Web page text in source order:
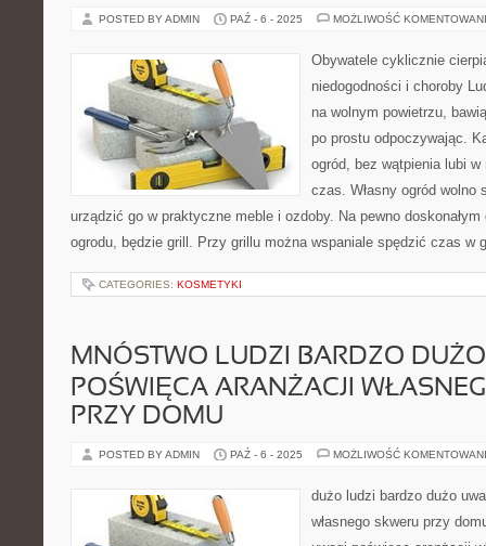
POSTED BY ADMIN PAŹ - 6 - 2025 MOŻLIWOŚĆ
Obywatele cyklicznie
niedogodności i choroby
na wolnym powietrzu,
po prostu odpoczywając.
ogród, bez wątpienia lubi
czas. Własny ogród wolno
urządzić go w praktyczne meble i ozdoby. Na pewno
ogrodu, będzie grill. Przy grillu można wspaniale spędzić czas
CATEGORIES: KOSMETYKI
MNÓSTWO LUDZI BARDZO
POŚWIĘCA ARANŻACJI
PRZY DOMU
POSTED BY ADMIN PAŹ - 6 - 2025 MOŻLIWOŚĆ
dużo ludzi bardzo dużo
własnego skweru przy